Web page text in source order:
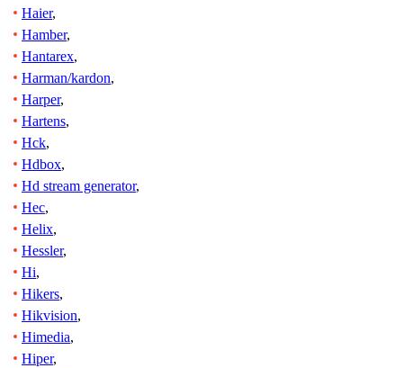
Haier,
Hamber,
Hantarex,
Harman/kardon,
Harper,
Hartens,
Hck,
Hdbox,
Hd stream generator,
Hec,
Helix,
Hessler,
Hi,
Hikers,
Hikvision,
Himedia,
Hiper,